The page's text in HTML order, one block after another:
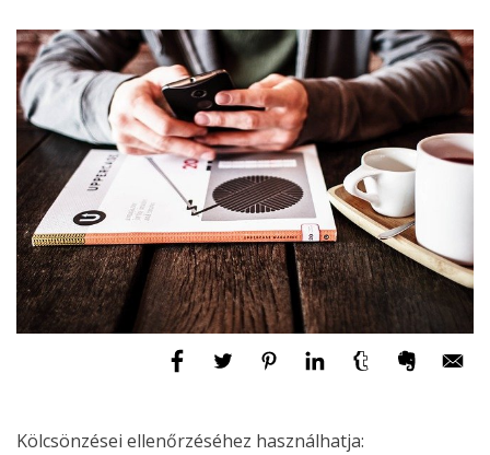
Kölcsönzései ellenőrzéséhez használhatja: